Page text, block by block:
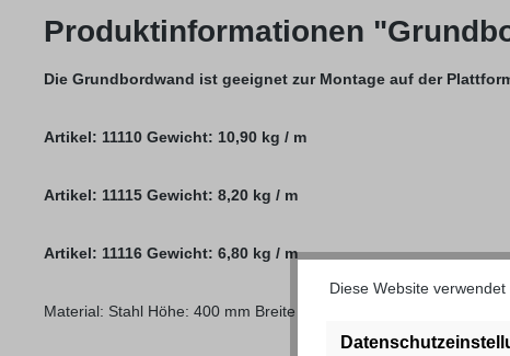
Produktinformationen
Die Grundbordwand ist geeignet zur Montage auf der
Artikel: 11110 Gewicht: 10,90 kg / m
Artikel: 11115 Gewicht: 8,20 kg / m
Artikel: 11116 Gewicht: 6,80 kg / m
Material: Stahl Höhe: 400 mm Breite oben: 33 mm Breite unten:
Diese Website